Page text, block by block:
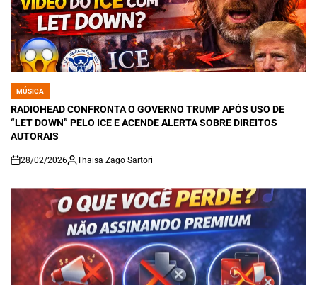
POSTED
IN
MÚSICA
RADIOHEAD CONFRONTA O GOVERNO TRUMP APÓS USO DE
“LET DOWN” PELO ICE E ACENDE ALERTA SOBRE DIREITOS
AUTORAIS
on
28/02/2026 Thaisa Zago Sartori